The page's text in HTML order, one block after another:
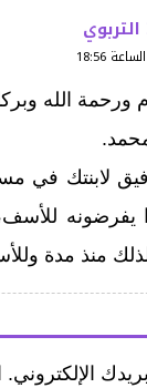
ورحمة الله
لابنتك في
يفرضونه
لذلك منذ مدة
الإلكتروني.